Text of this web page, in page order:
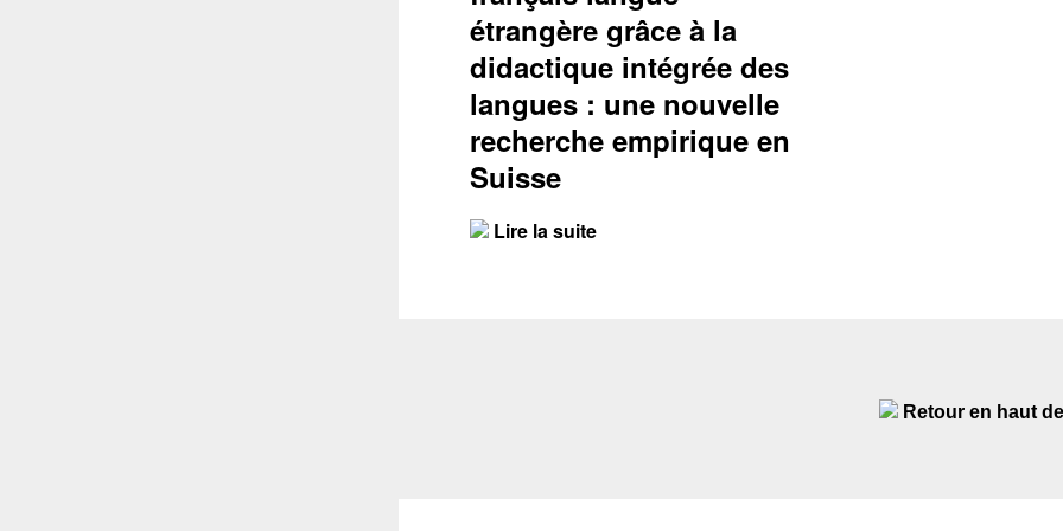
étrangère grâce à la
didactique intégrée des
langues : une nouvelle
recherche empirique en
Suisse
Lire la suite
Retour en haut